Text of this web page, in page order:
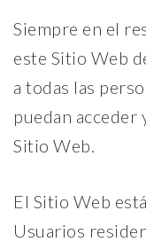
Siempre en el
este Sitio Web
a todas las
puedan acceder
Sitio Web.
El Sitio Web
Usuarios